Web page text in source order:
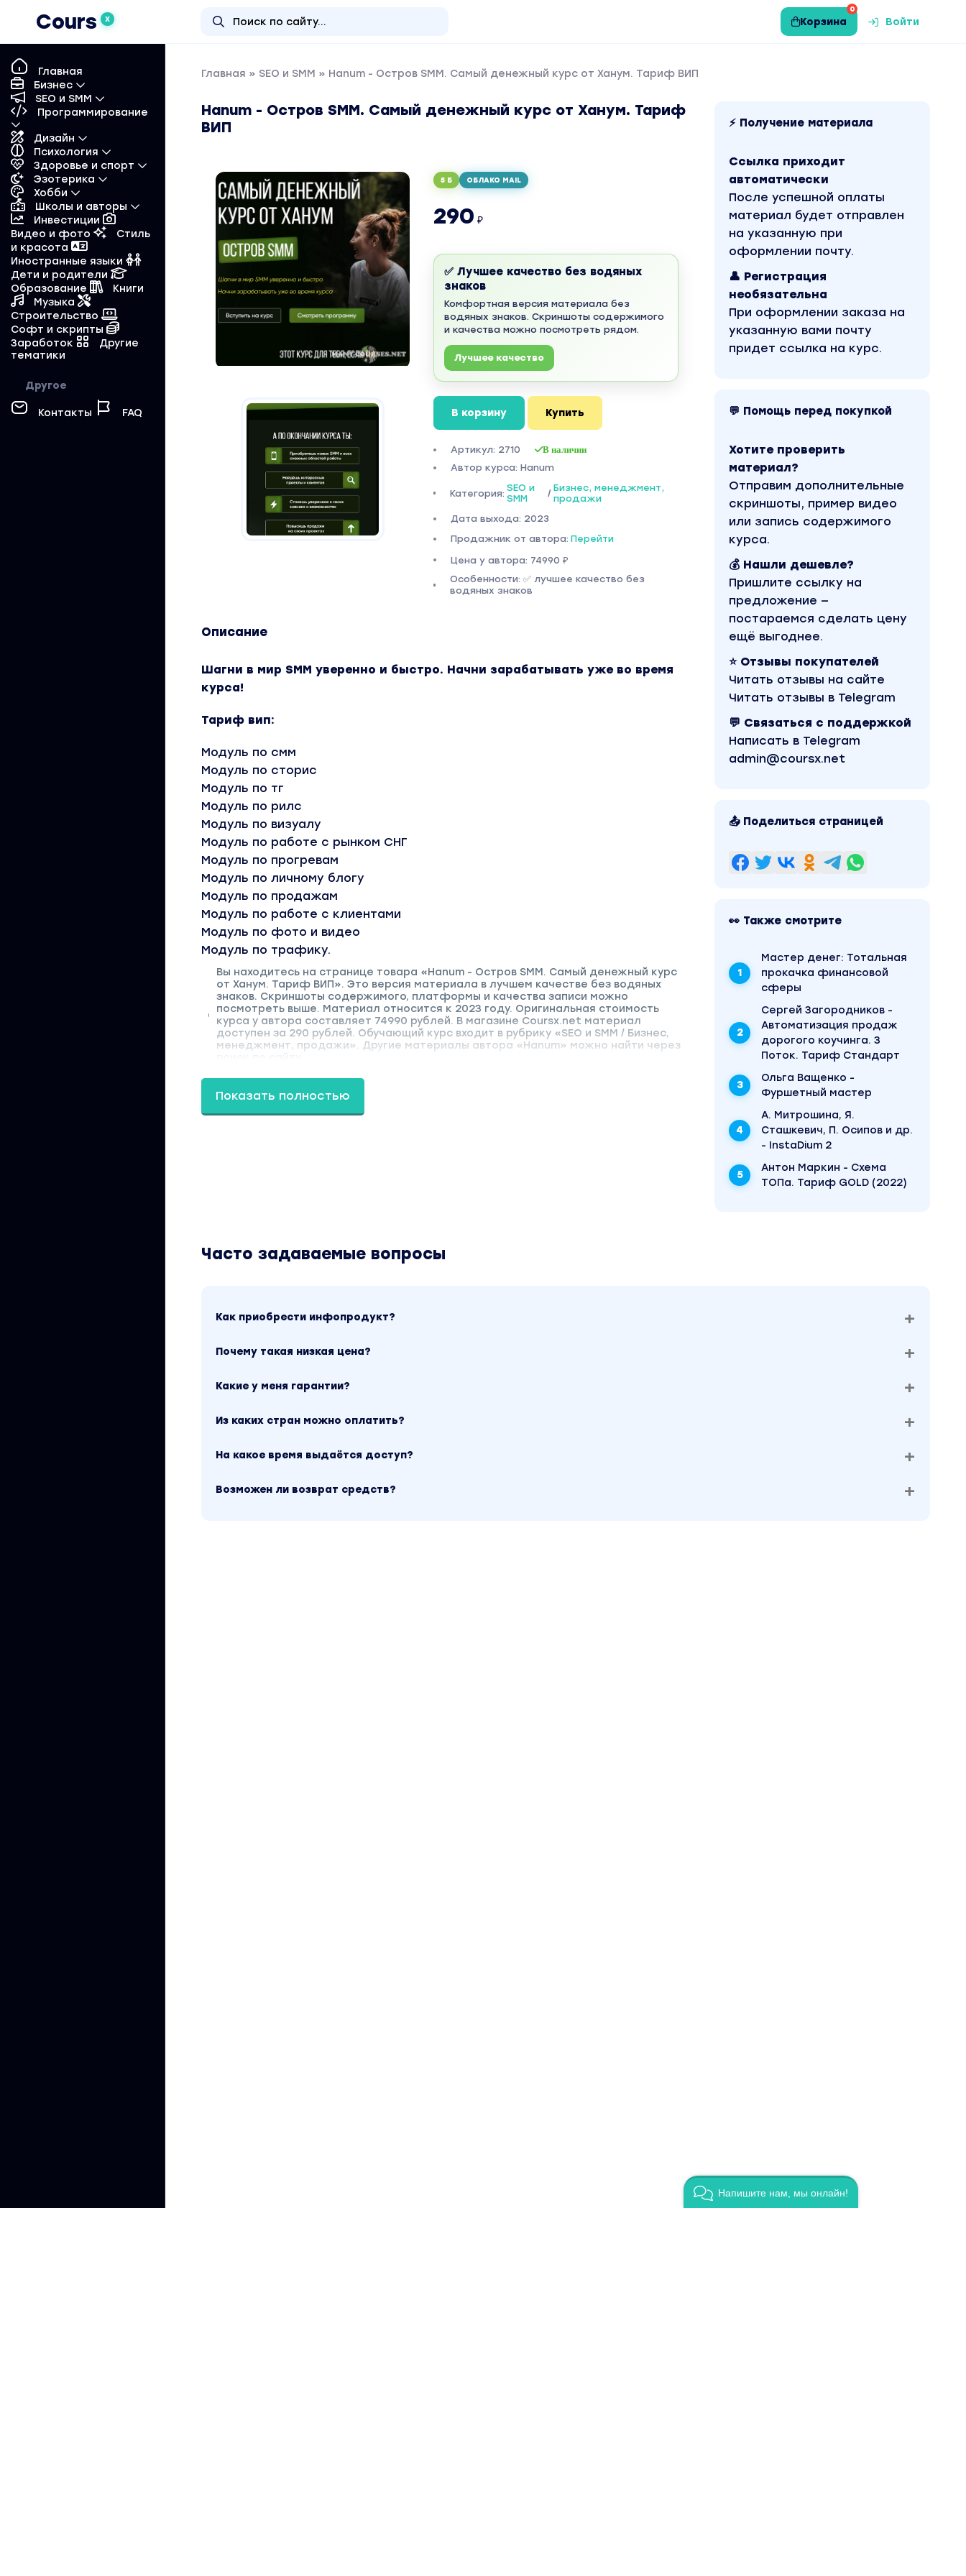
Cours X
0
Корзина Войти
Главная
Бизнес
SEO и SMM
Программирование
Дизайн
Психология
Здоровье и спорт
Эзотерика
Хобби
Школы и авторы
Инвестиции
Видео и фото
Стиль
и красота
Иностранные языки
Дети и родители
Образование
Книги
Музыка
Строительство
Софт и скрипты
Заработок
Другие
тематики
Другое
Контакты FAQ
Главная » SEO и SMM » Hanum - Остров SMM. Самый денежный курс от Ханум. Тариф ВИП
Hanum - Остров SMM. Самый денежный курс от Ханум. Тариф
ВИП
5 Б ОБЛАКО MAIL
290 ₽
✅ Лучшее качество без водяных
знаков
Комфортная версия материала без
водяных знаков. Скриншоты содержимого
и качества можно посмотреть рядом.
Лучшее качество
В корзину Купить
Артикул: 2710 В наличии
Автор курса: Hanum
Категория: SEO и
SMM
/ Бизнес, менеджмент,
продажи
Дата выхода: 2023
Продажник от автора: Перейти
Цена у автора: 74990 ₽
Особенности: ✅ лучшее качество без
водяных знаков
Описание
Шагни в мир SMM уверенно и быстро. Начни зарабатывать уже во время
курса!
Тариф вип:
Модуль по смм
Модуль по сторис
Модуль по тг
Модуль по рилс
Модуль по визуалу
Модуль по работе с рынком СНГ
Модуль по прогревам
Модуль по личному блогу
Модуль по продажам
Модуль по работе с клиентами
Модуль по фото и видео
Модуль по трафику.
Вы находитесь на странице товара «Hanum - Остров SMM. Самый денежный курс
от Ханум. Тариф ВИП». Это версия материала в лучшем качестве без водяных
знаков. Скриншоты содержимого, платформы и качества записи можно
посмотреть выше. Материал относится к 2023 году. Оригинальная стоимость
курса у автора составляет 74990 рублей. В магазине Coursx.net материал
доступен за 290 рублей. Обучающий курс входит в рубрику «SEO и SMM / Бизнес,
менеджмент, продажи». Другие материалы автора «Hanum» можно найти через
Показать полностью
⚡ Получение материала
Ссылка приходит
автоматически
После успешной оплаты
материал будет отправлен
на указанную при
оформлении почту.
👤 Регистрация
необязательна
При оформлении заказа на
указанную вами почту
придет ссылка на курс.
💬 Помощь перед покупкой
Хотите проверить
материал?
Отправим дополнительные
скриншоты, пример видео
или запись содержимого
курса.
💰 Нашли дешевле?
Пришлите ссылку на
предложение —
постараемся сделать цену
ещё выгоднее.
⭐ Отзывы покупателей
Читать отзывы на сайте
Читать отзывы в Telegram
💬 Связаться с поддержкой
Написать в Telegram
admin@coursx.net
📤 Поделиться страницей
👀 Также смотрите
Mаcтер дeнeг: Тотальная
прокачка финансовой
сферы
Сергей Загородников -
Автоматизация продаж
дорогого коучинга. 3
Поток. Тариф Стандарт
Ольга Ващенко -
Фуршетный мастер
А. Митрошина, Я.
Сташкевич, П. Осипов и др.
- InstaDium 2
Антон Маркин - Схема
ТОПа. Тариф GOLD (2022)
Часто задаваемые вопросы
Как приобрести инфопродукт?
Почему такая низкая цена?
Какие у меня гарантии?
Из каких стран можно оплатить?
На какое время выдаётся доступ?
Возможен ли возврат средств?
Напишите нам, мы онлайн!